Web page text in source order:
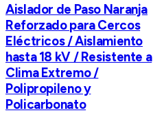
Aislador de Paso Naranja
Reforzado para Cercos
Eléctricos / Aislamiento
hasta 18 kV / Resistente a
Clima Extremo /
Polipropileno y
Policarbonato